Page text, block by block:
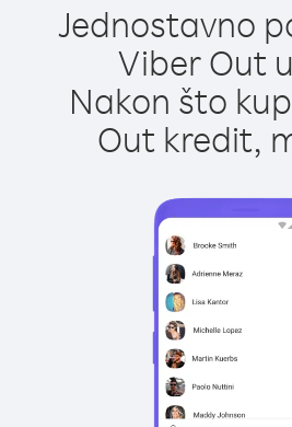
Jednostavno
Viber Out
Nakon što
Out kredit,